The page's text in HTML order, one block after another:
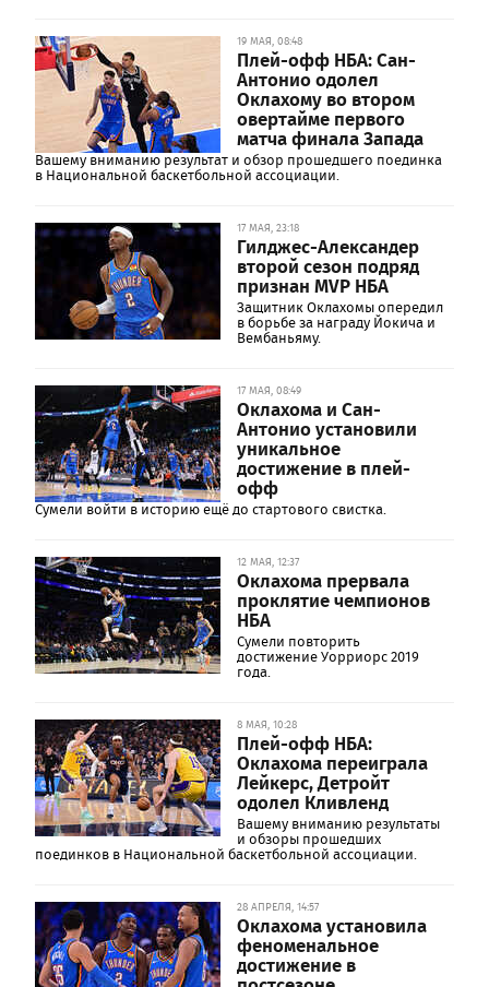
19 МАЯ, 08:48
Плей-офф НБА: Сан-
Антонио одолел
Оклахому во втором
овертайме первого
матча финала Запада
Вашему вниманию результат и обзор прошедшего поединка
в Национальной баскетбольной ассоциации.
17 МАЯ, 23:18
Гилджес-Александер
второй сезон подряд
признан MVP НБА
Защитник Оклахомы опередил
в борьбе за награду Йокича и
Вембаньяму.
17 МАЯ, 08:49
Оклахома и Сан-
Антонио установили
уникальное
достижение в плей-
офф
Сумели войти в историю ещё до стартового свистка.
12 МАЯ, 12:37
Оклахома прервала
проклятие чемпионов
НБА
Сумели повторить
достижение Уорриорс 2019
года.
8 МАЯ, 10:28
Плей-офф НБА:
Оклахома переиграла
Лейкерс, Детройт
одолел Кливленд
Вашему вниманию результаты
и обзоры прошедших
поединков в Национальной баскетбольной ассоциации.
28 АПРЕЛЯ, 14:57
Оклахома установила
феноменальное
достижение в